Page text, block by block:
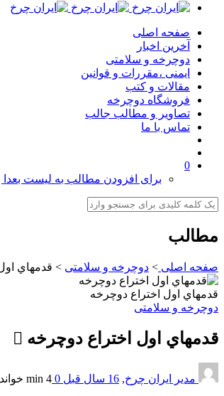
صفحه اصلی
آخرین اخبار
دوچرخه و سلامتی
ایمنی ،مقررات و قوانین
مقالات و کتب
فروشگاه دوچرخه
تصاویر و مطالب جالب
تماس با ما
0
برای افزودن مطالب به لیست بعدا
مطالب
صفحه اصلی > دوچرخه و سلامتی > قدمهاي
قدمهاي اول اختراع دوچرخه
دوچرخه و سلامتی
قدمهاي اول اختراع دوچرخه
مدیر ایران چرخ, 16 سال قبل 0
4 min